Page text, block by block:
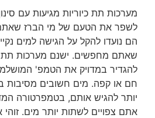
מערכות תת כיוריות מגיעות עם
לשפר את הטעם של מי הברז
הם נועדו להקל על הגישה למים
שאתם מחפשים. ישנם מערכות תת
להגדיר במדויק את הטמפ'
חם או קפה. מים חשובים מסיבות
יותר להגיש אותם, בטמפרטורה
אתם צפויים לשתות יותר מים.